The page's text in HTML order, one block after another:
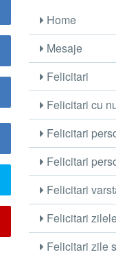
Home
Mesaje
Felicitari
Felicitari cu
Felicitari
Felicitari
Felicitari
Felicitari
Felicitari zile